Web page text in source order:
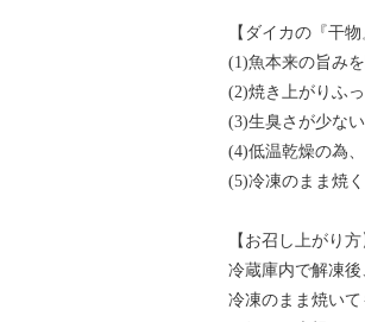
【ダイカの『干物
(1)魚本来の旨み
(2)焼き上がりふ
(3)生臭さが少ない
(4)低温乾燥の為
(5)冷凍のまま焼
【お召し上がり方
冷蔵庫内で解凍後
冷凍のまま焼いて